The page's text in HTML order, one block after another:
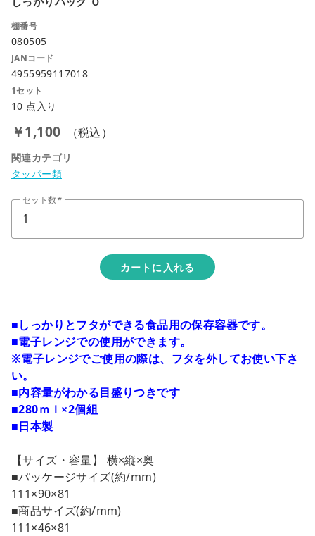
棚番号
080505
JANコード
4955959117018
1セット
10 点入り
￥1,100 （税込）
関連カテゴリ
タッパー類
セット数
カートに入れる
カートに追加しました。
カートへ進む
お買い物を続ける
■しっかりとフタができる食品用の保存容器です。
■電子レンジでの使用ができます。
※電子レンジでご使用の際は、フタを外してお使い下さ
い。
■内容量がわかる目盛りつきです
■280ｍｌ×2個組
■日本製
【サイズ・容量】 横×縦×奥
■パッケージサイズ(約/mm)
111×90×81
■商品サイズ(約/mm)
111×46×81